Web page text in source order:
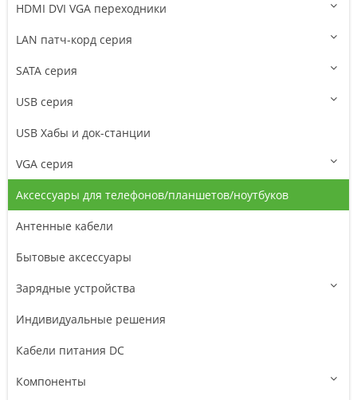
HDMI DVI VGA переходники
LAN патч-корд серия
SATA серия
USB серия
USB Хабы и док-станции
VGA серия
Аксессуары для телефонов/планшетов/ноутбуков
Антенные кабели
Бытовые аксессуары
Зарядные устройства
Индивидуальные решения
Кабели питания DC
Компоненты